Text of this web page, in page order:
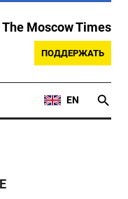
Moscow Times
ПОДДЕРЖАТЬ
EN